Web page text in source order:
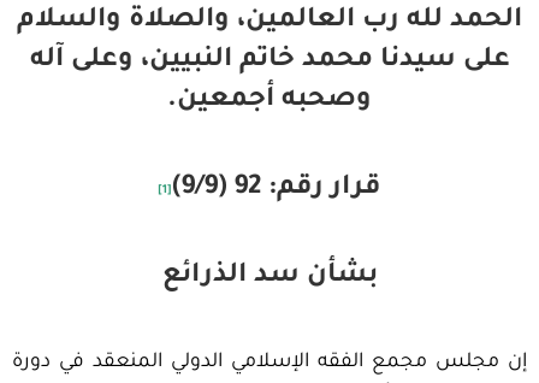
الحمد لله رب العالمين، والصلاة والسلام
على سيدنا محمد خاتم النبيين، وعلى آله
وصحبه أجمعين.
قرار رقم: 92 (9/9) [1]
بشأن سد الذرائع
إن مجلس مجمع الفقه الإسلامي الدولي المنعقد في دورة